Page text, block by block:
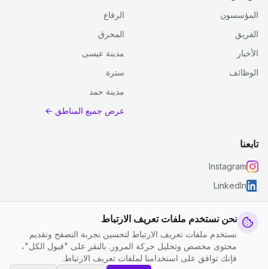
نحن نستخدم ملفات تعريف الارتباط
نستخدم ملفات تعريف الارتباط لتحسين تجربة التصفح وتقديم
محتوى مخصص وتحليل حركة المرور. بالنقر على "قبول الكل"،
فإنك توافق على استخدامنا لملفات تعريف الارتباط.
المؤسسون
الفريق
الأخبار
الوظائف
الرفاع
المحرق
مدينة عيسى
سترة
مدينة حمد
عرض جميع المناطق ←
تابعنا
Instagram
LinkedIn
© 2026 جست كلين. جميع الحقوق محفوظة.
سياسة الخصوصية
الشروط والأحكام | إعدادات ملفات تعريف الارتباط